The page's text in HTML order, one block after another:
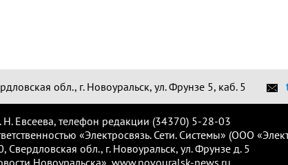
обл., г. Новоуральск, ул. Фрунзе 5, каб. 5
Н. Евсеева, телефон редакции (34370) 5-28-03
«Электросвязь. Сети. Системы» (ООО
обл., г. Новоуральск, ул. Фрунзе д. 5